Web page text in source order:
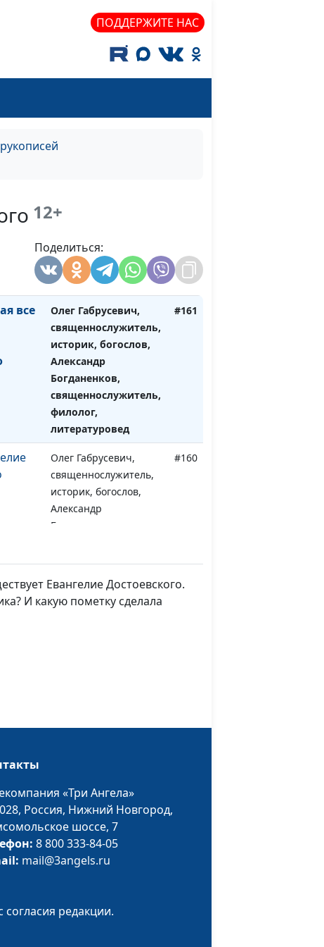
ПОДДЕРЖИТЕ НАС
12+
Поделиться:
Олег Габрусевич,
священнослужитель,
историк, богослов,
филолог,
#163
Александр
священнослужитель,
филолог,
литературовед
все
Олег Габрусевич,
священнослужитель,
историк, богослов,
Александр
Богданенков,
священнослужитель,
филолог,
литературовед
#161
Олег Габрусевич,
священнослужитель,
историк, богослов,
Александр
Богданенков,
#160
Олег Габрусевич,
священнослужитель,
филолог,
литературовед, Олег
Габрусевич,
священнослужитель,
историк, богослов
Богданенков,
Евангелие Достоевского.
И какую пометку сделала
«Три Ангела»
Россия, Нижний Новгород,
шоссе, 7
8 800 333-84-05
mail@3angels.ru
редакции.